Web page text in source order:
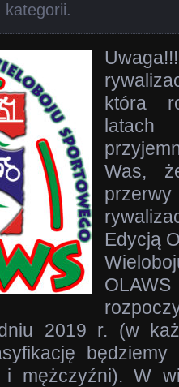
kategorii.
która
latach
Was,
Edycją
2019 r. (w
mężczyźni). W